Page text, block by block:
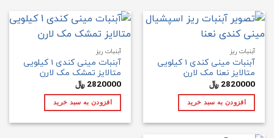
آبنبات ریز
آبنبات مینی کندی 1 کیلویی
متالایز نعنا مک لارن
2820000 ﷼
افزودن به سبد خرید
آبنبات ریز
آبنبات مینی کندی 1 کیلویی
متالایز تمشک مک لارن
2820000 ﷼
افزودن به سبد خرید